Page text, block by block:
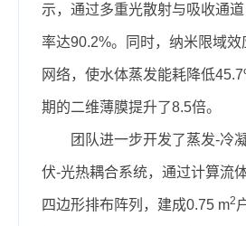
示，通过多重光散射与吸收通
率达90.2%。同时，纳米限域
网络，使水体蒸发能耗降低
期的二维薄膜提升了8.5倍。
团队进一步开发了蒸发-冷
伏-光热耦合系统，通过计算流
四边形排布阵列，建成0.75 m2